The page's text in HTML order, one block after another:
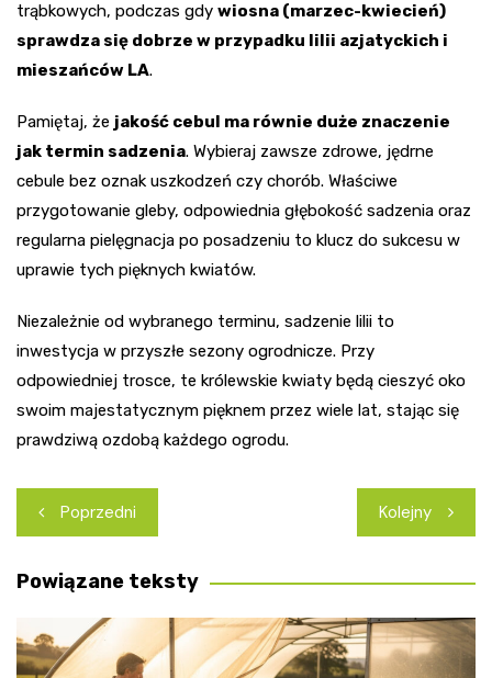
trąbkowych, podczas gdy wiosna (marzec-kwiecień)
sprawdza się dobrze w przypadku lilii azjatyckich i
mieszańców LA.
Pamiętaj, że jakość cebul ma równie duże znaczenie
jak termin sadzenia. Wybieraj zawsze zdrowe, jędrne
cebule bez oznak uszkodzeń czy chorób. Właściwe
przygotowanie gleby, odpowiednia głębokość sadzenia oraz
regularna pielęgnacja po posadzeniu to klucz do sukcesu w
uprawie tych pięknych kwiatów.
Niezależnie od wybranego terminu, sadzenie lilii to
inwestycja w przyszłe sezony ogrodnicze. Przy
odpowiedniej trosce, te królewskie kwiaty będą cieszyć oko
swoim majestatycznym pięknem przez wiele lat, stając się
prawdziwą ozdobą każdego ogrodu.
Nawigacja
wpisu
Poprzedni Kolejny
Powiązane teksty